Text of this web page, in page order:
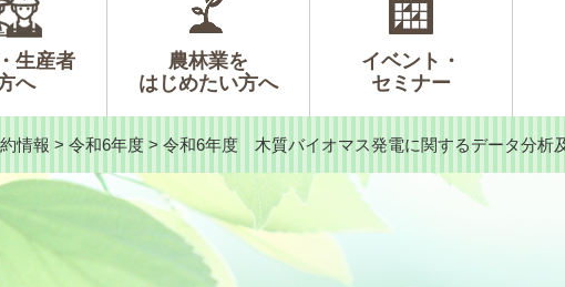
生産者
へ
農林業を
はじめたい方へ
イベント・
セミナー
情報 > 令和6年度 > 令和6年度 木質バイオマス発電に関するデータ分析